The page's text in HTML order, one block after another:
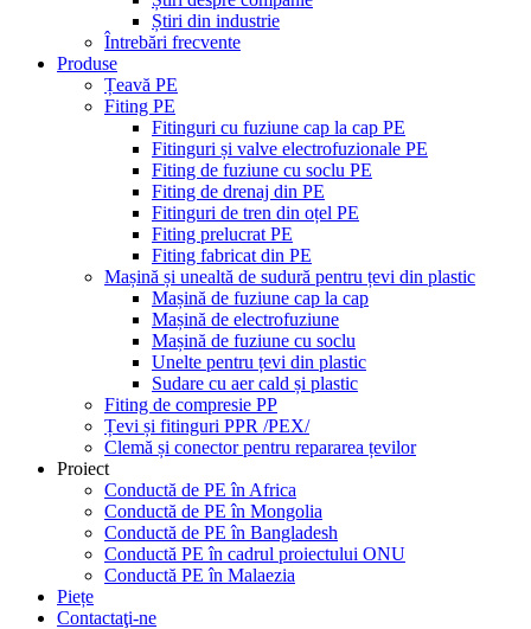
Știri din industrie
Întrebări frecvente
Produse
Țeavă PE
Fiting PE
Fitinguri cu fuziune cap la cap PE
Fitinguri și valve electrofuzionale PE
Fiting de fuziune cu soclu PE
Fiting de drenaj din PE
Fitinguri de tren din oțel PE
Fiting prelucrat PE
Fiting fabricat din PE
Mașină și unealtă de sudură pentru țevi din plastic
Mașină de fuziune cap la cap
Mașină de electrofuziune
Mașină de fuziune cu soclu
Unelte pentru țevi din plastic
Sudare cu aer cald și plastic
Fiting de compresie PP
Țevi și fitinguri PPR /PEX/
Clemă și conector pentru repararea țevilor
Proiect
Conductă de PE în Africa
Conductă de PE în Mongolia
Conductă de PE în Bangladesh
Conductă PE în cadrul proiectului ONU
Conductă PE în Malaezia
Piețe
Contactaţi-ne